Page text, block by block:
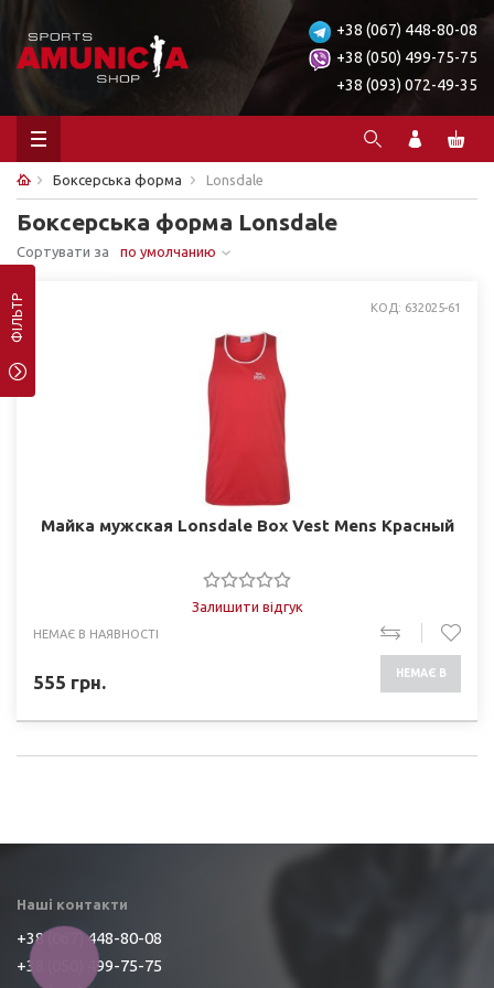
+38 (067) 448-80-08
+38 (050) 499-75-75
+38 (093) 072-49-35
Боксерська форма Lonsdale
Боксерська форма Lonsdale
Сортувати за по умолчанию
ФІЛЬТР КОД: 632025-61
Майка мужская Lonsdale Box Vest Mens Красный
Залишити відгук
НЕМАЄ В НАЯВНОСТІ
555 грн. НЕМАЄ В
Наші контакти
+38 (067) 448-80-08
+38 (050) 499-75-75